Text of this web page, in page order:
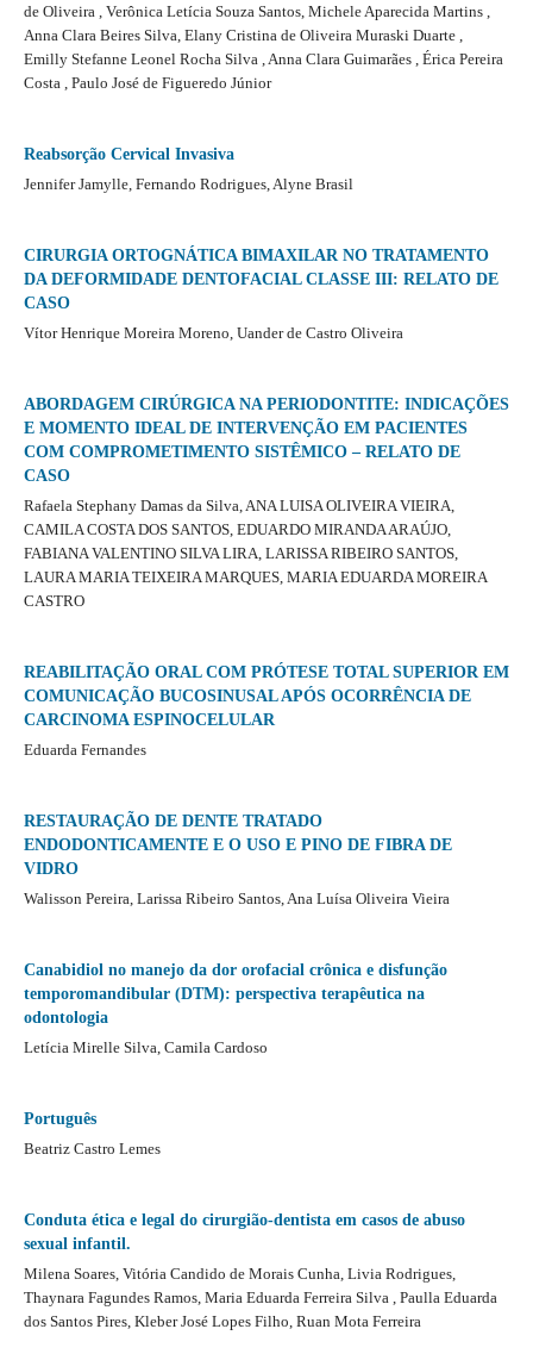
de Oliveira , Verônica Letícia Souza Santos, Michele Aparecida Martins ,
Anna Clara Beires Silva, Elany Cristina de Oliveira Muraski Duarte ,
Emilly Stefanne Leonel Rocha Silva , Anna Clara Guimarães , Érica Pereira
Costa , Paulo José de Figueredo Júnior
Reabsorção Cervical Invasiva
Jennifer Jamylle, Fernando Rodrigues, Alyne Brasil
CIRURGIA ORTOGNÁTICA BIMAXILAR NO TRATAMENTO
DA DEFORMIDADE DENTOFACIAL CLASSE III: RELATO DE
CASO
Vítor Henrique Moreira Moreno, Uander de Castro Oliveira
ABORDAGEM CIRÚRGICA NA PERIODONTITE: INDICAÇÕES
E MOMENTO IDEAL DE INTERVENÇÃO EM PACIENTES
COM COMPROMETIMENTO SISTÊMICO – RELATO DE
CASO
Rafaela Stephany Damas da Silva, ANA LUISA OLIVEIRA VIEIRA,
CAMILA COSTA DOS SANTOS, EDUARDO MIRANDA ARAÚJO,
FABIANA VALENTINO SILVA LIRA, LARISSA RIBEIRO SANTOS,
LAURA MARIA TEIXEIRA MARQUES, MARIA EDUARDA MOREIRA
CASTRO
REABILITAÇÃO ORAL COM PRÓTESE TOTAL SUPERIOR EM
COMUNICAÇÃO BUCOSINUSAL APÓS OCORRÊNCIA DE
CARCINOMA ESPINOCELULAR
Eduarda Fernandes
RESTAURAÇÃO DE DENTE TRATADO
ENDODONTICAMENTE E O USO E PINO DE FIBRA DE
VIDRO
Walisson Pereira, Larissa Ribeiro Santos, Ana Luísa Oliveira Vieira
Canabidiol no manejo da dor orofacial crônica e disfunção
temporomandibular (DTM): perspectiva terapêutica na
odontologia
Letícia Mirelle Silva, Camila Cardoso
Português
Beatriz Castro Lemes
Conduta ética e legal do cirurgião-dentista em casos de abuso
sexual infantil.
Milena Soares, Vitória Candido de Morais Cunha, Livia Rodrigues,
Thaynara Fagundes Ramos, Maria Eduarda Ferreira Silva , Paulla Eduarda
dos Santos Pires, Kleber José Lopes Filho, Ruan Mota Ferreira